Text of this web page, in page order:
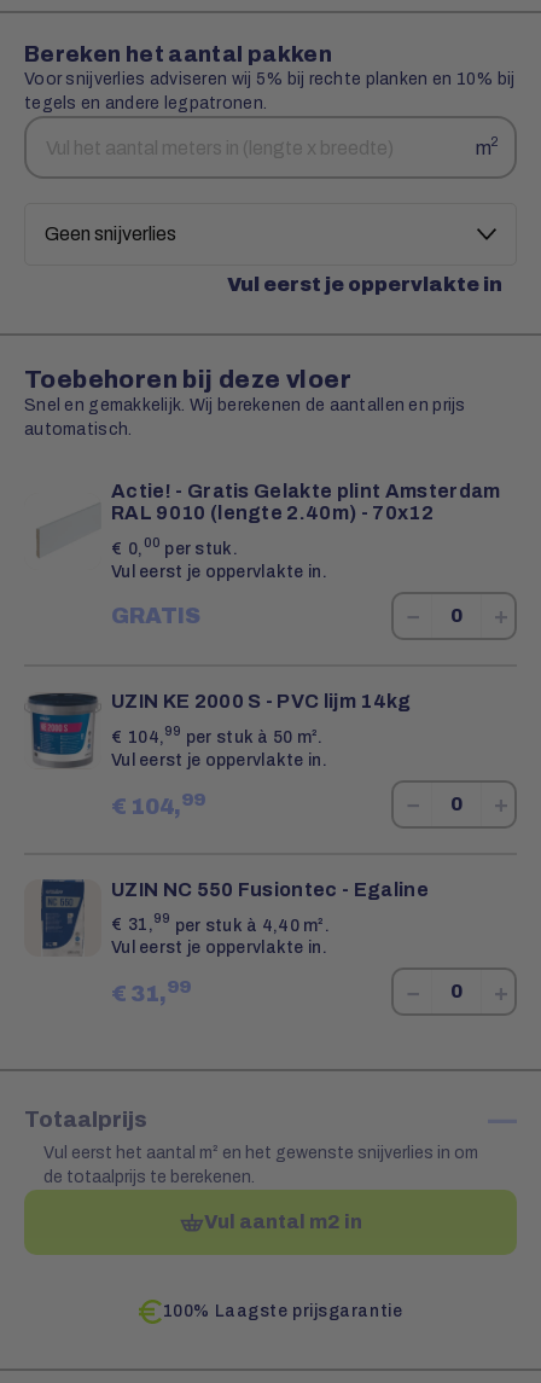
Bereken het aantal pakken
Voor snijverlies adviseren wij 5% bij rechte planken en 10% bij
tegels en andere legpatronen.
Aantal
vierkante
m2
Snijverlies
Vul eerst je oppervlakte in
Toebehoren bij deze vloer
Snel en gemakkelijk. Wij berekenen de aantallen en prijs
automatisch.
Actie! - Gratis Gelakte plint Amsterdam
RAL 9010 (lengte 2.40m) - 70x12
€ 0, 00 per stuk.
Vul eerst je oppervlakte in.
GRATIS − +
UZIN KE 2000 S - PVC lijm 14kg
€ 104, 99 per stuk à 50 m².
Vul eerst je oppervlakte in.
€ 104,99 − +
UZIN NC 550 Fusiontec - Egaline
€ 31,99 per stuk à 4,40 m².
Vul eerst je oppervlakte in.
€ 31,99 − +
Totaalprijs —
Vul eerst het aantal m² en het gewenste snijverlies in om
de totaalprijs te berekenen.
Vul aantal m2 in
100% Laagste prijsgarantie